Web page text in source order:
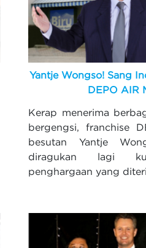
Yantje Wongso! Sang
DEPO AIR
Kerap menerima
bergengsi, franchise
besutan Yantje
diragukan lagi
penghargaan yang